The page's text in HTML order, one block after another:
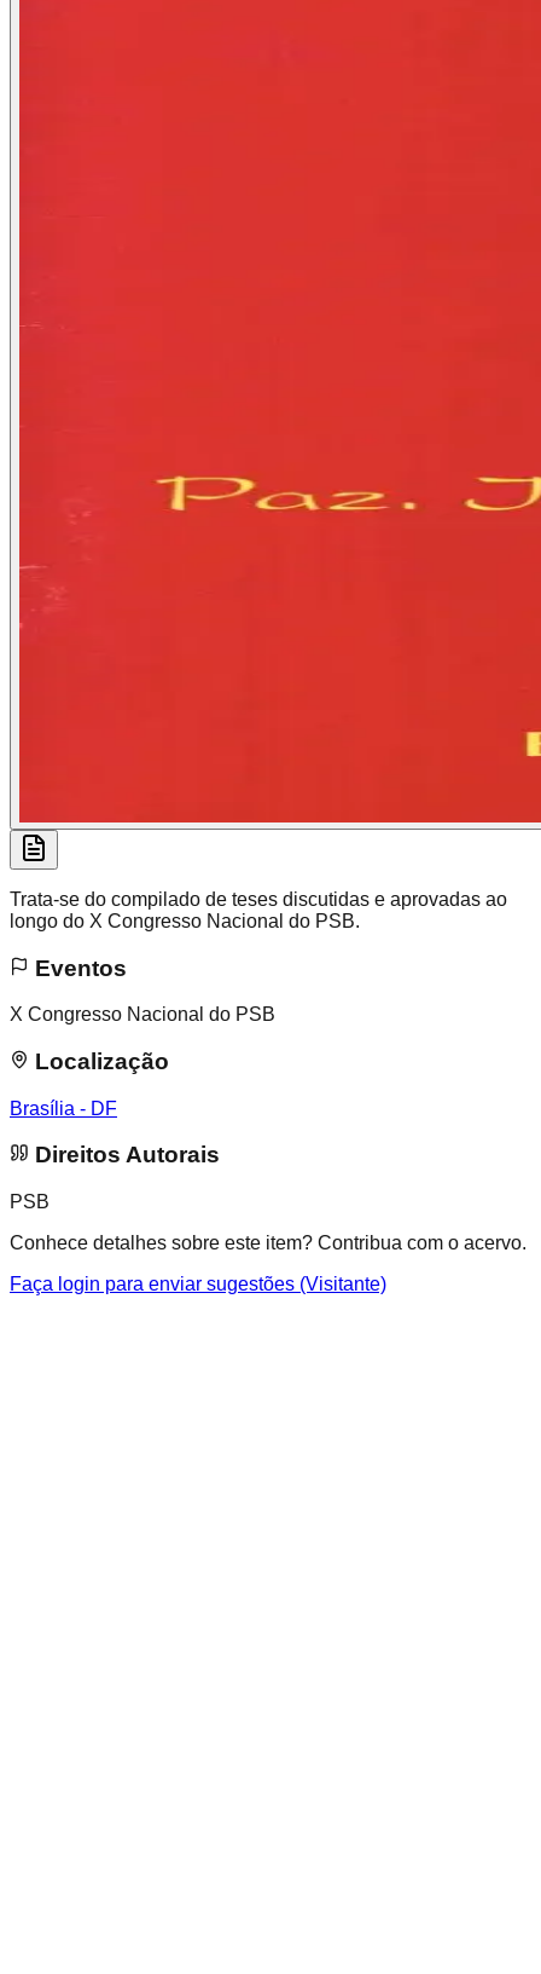
Trata-se do compilado de teses discutidas e aprovadas ao
longo do X Congresso Nacional do PSB.
Eventos
X Congresso Nacional do PSB
Localização
Brasília - DF
Direitos Autorais
PSB
Conhece detalhes sobre este item? Contribua com o acervo.
Faça login para enviar sugestões (Visitante)